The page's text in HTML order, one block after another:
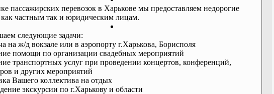
пассажирских перевозок в Харькове мы предоставляем недорогие
как частным так и юридическим лицам.
следующие задачи:
на ж/д вокзале или в аэропорту г.Харькова, Борисполя
помощи по организации свадебных мероприятий
транспортных услуг при проведении концертов, конференций,
и других мероприятий
Вашего коллектива на отдых
экскурсии по г.Харькову и области